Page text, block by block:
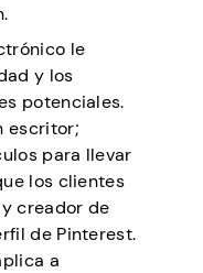
le
y los
potenciales.
escritor;
para llevar
los clientes
creador de
de Pinterest.
a